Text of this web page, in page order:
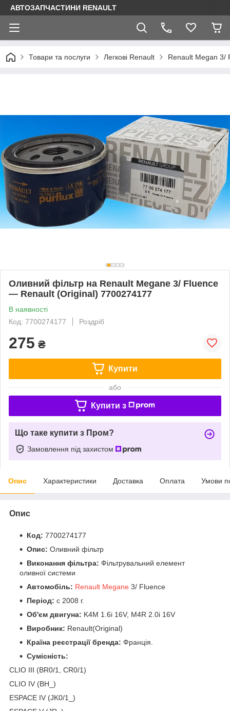
АВТОЗАПЧАСТИНИ RENAULT
Товари та послуги Легкові Renault Renault Megan 3/
Оливний фільтр на Renault Megane 3/ Fluence
— Renault (Original) 7700274177
В наявності
Код: 7700274177
Роздріб
275 ₴
Купити
або
Купити з
Що таке купити з Пром?
Замовлення під захистом
Опис Характеристики Доставка Оплата Умови
Опис
Код: 7700274177
Опис: Оливний фільтр
Виконання фільтра: Фільтрувальний елемент
оливної системи
Автомобіль: Renault Megane 3/ Fluence
Період: c 2008 г.
Об'єм двигуна: K4M 1.6i 16V, M4R 2.0i 16V
Виробник: Renault(Original)
Країна реєстрації бренда: Франція.
Сумісність:
CLIO III (BR0/1, CR0/1)
CLIO IV (BH_)
ESPACE IV (JK0/1_)